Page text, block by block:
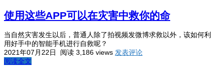
使用这些APP可以在灾害中救你的命
当自然灾害发生以后，普通人除了拍视频发微博求救以外，该如何利
用好手中的智能手机进行自救呢？
2021年07月22日
阅读 3,186 views 发表评论
阅读全文